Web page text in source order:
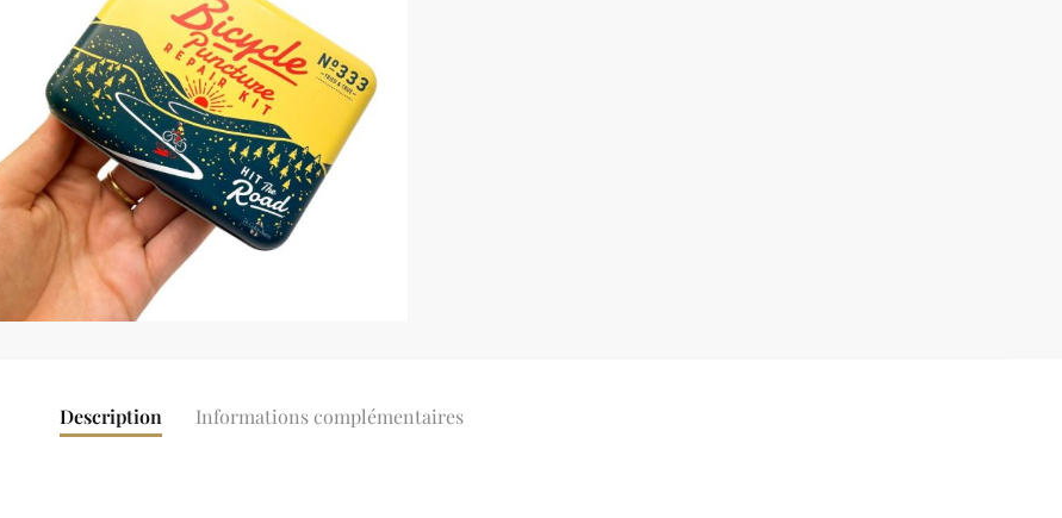
Description Informations complémentaires